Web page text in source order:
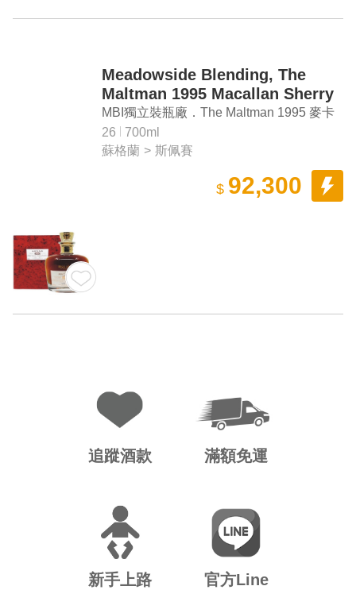
Meadowside Blending, The
Maltman 1995 Macallan Sherry
Hogshead #802 Single Malt
Scotch Whisky
MBI獨立裝瓶廠．The Maltman 1995 麥卡
倫 單一麥芽蘇格蘭威士忌
26
700ml
蘇格蘭 > 斯佩賽
$ 92,300
追蹤酒款 滿額免運
新手上路 官方Line